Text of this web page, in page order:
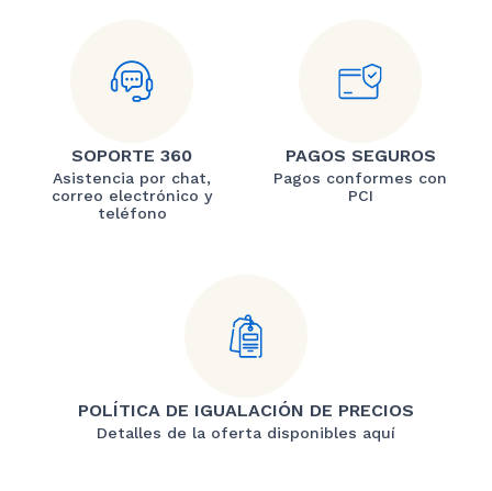
SOPORTE 360
Asistencia por chat,
correo electrónico y
teléfono
PAGOS SEGUROS
Pagos conformes con
PCI
POLÍTICA DE IGUALACIÓN DE PRECIOS
Detalles de la oferta disponibles aquí